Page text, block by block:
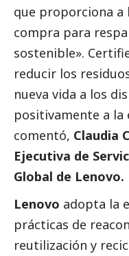
que proporciona a
compra para
sostenible».
reducir los
nueva vida a los
positivamente a la
comentó, Claudia
Ejecutiva de
Global de Lenovo.
Lenovo adopta la
prácticas de
reutilización y